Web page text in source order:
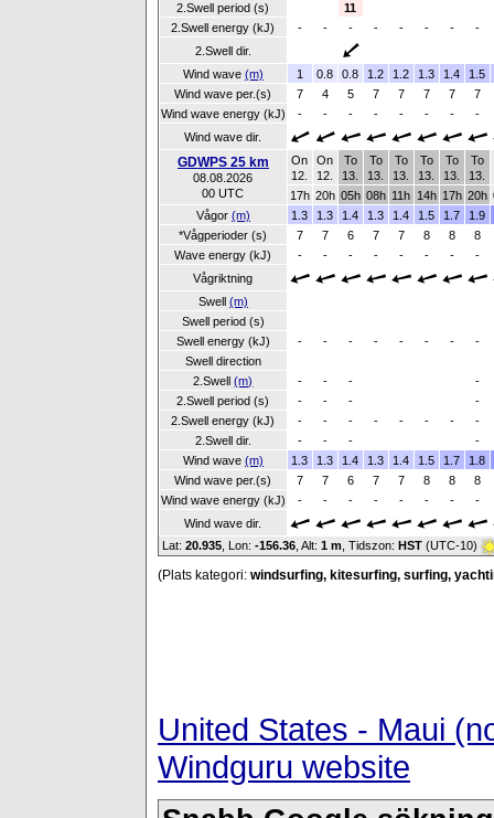
2.Swell period (s)
11
2.Swell energy (kJ)
- - - - - - -
-
2.Swell dir.
Wind wave (m) 1 0.8 0.8 1.2 1.2 1.3 1.4
1.5
Wind wave per.(s)
7 4 5 7 7 7 7
7
Wind wave energy (kJ)
- - - - - - -
-
Wind wave dir.
GDWPS 25 km
08.08.2026
00 UTC
On
12.
On
12.
To
13.
To
13.
To
13.
To
13.
To
13.
To
13.
17h 20h 05h 08h 11h 14h 17h 20h
Vågor (m) 1.3 1.3 1.4 1.3 1.4 1.5 1.7
1.9
*Vågperioder (s)
7 7 6 7 7 8 8
8
Wave energy (kJ)
- - - - - - -
-
Vågriktning
Swell (m)
Swell period (s)
Swell energy (kJ)
- - - - - - -
-
Swell direction
2.Swell(m) - - -
-
2.Swell period (s)
- - -
-
2.Swell energy (kJ)
- - - - - - -
-
2.Swell dir.
- - -
-
Wind wave (m) 1.3 1.3 1.4 1.3 1.4 1.5 1.7
1.8
Wind wave per.(s)
7 7 6 7 7 8 8
8
Wind wave energy (kJ)
- - - - - - -
-
Wind wave dir.
Lat: 20.935 , Lon: -156.36 Alt: 1 m , Tidszon: HST (UTC-10)
(Plats kategori: windsurfing, kitesurfing, surfing,
United States - Maui
Windguru website